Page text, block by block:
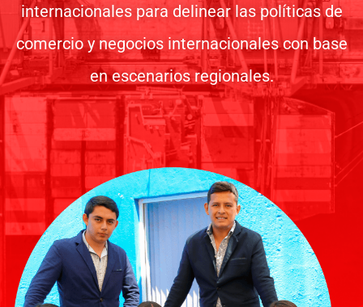
internacionales para delinear las políticas de
comercio y negocios internacionales con base
en escenarios regionales.